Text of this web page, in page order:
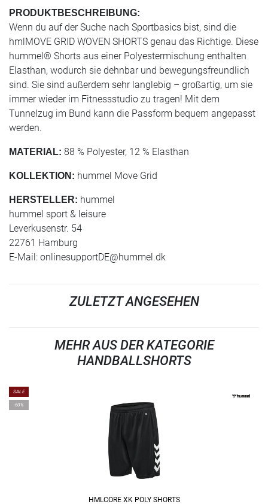
PRODUKTBESCHREIBUNG:
Wenn du auf der Suche nach Sportbasics bist, sind die
hmlMOVE GRID WOVEN SHORTS genau das Richtige. Diese
hummel® Shorts aus einer Polyestermischung enthalten
Elasthan, wodurch sie dehnbar und bewegungsfreundlich
sind. Sie sind außerdem sehr langlebig – großartig, um sie
immer wieder im Fitnessstudio zu tragen! Mit dem
Tunnelzug im Bund kann die Passform bequem angepasst
werden.
MATERIAL: 88 % Polyester, 12 % Elasthan
KOLLEKTION: hummel Move Grid
HERSTELLER: hummel
hummel sport & leisure
Leverkusenstr. 54
22761 Hamburg
E-Mail: onlinesupportDE@hummel.dk
ZULETZT ANGESEHEN
MEHR AUS DER KATEGORIE
HANDBALLSHORTS
SALE
-60%
HMLCORE XK POLY SHORTS